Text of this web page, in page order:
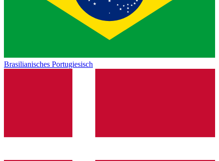
Brasilianisches Portugiesisch